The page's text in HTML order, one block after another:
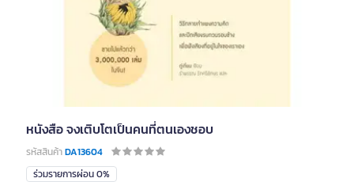
หนังสือ จงเติบโตเป็นคนที่ตนเองชอบ
รหัสสินค้าDA13604
ร่วมรายการผ่อน 0%